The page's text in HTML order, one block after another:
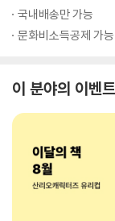
국내배송만 가능
문화비소득공제 가능
이 분야의 이벤트